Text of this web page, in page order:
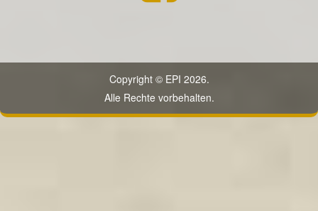
Copyright © EPI 2026.
Alle Rechte vorbehalten.